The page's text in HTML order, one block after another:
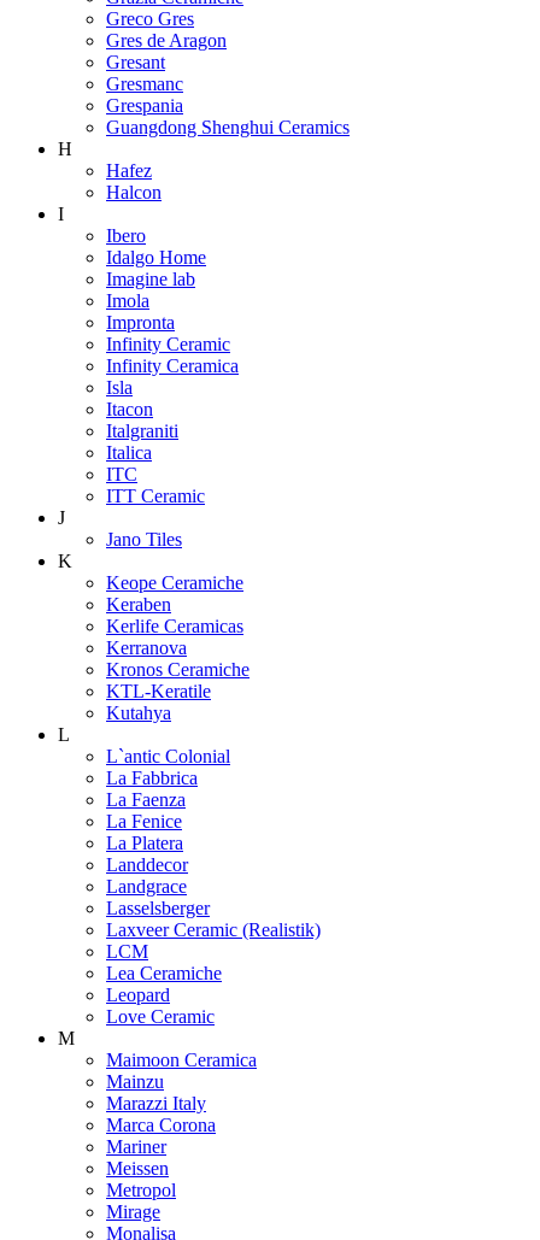
Greco Gres
Gres de Aragon
Gresant
Gresmanc
Grespania
Guangdong Shenghui Ceramics
H
Hafez
Halcon
I
Ibero
Idalgo Home
Imagine lab
Imola
Impronta
Infinity Ceramic
Infinity Ceramica
Isla
Itacon
Italgraniti
Italica
ITC
ITT Ceramic
J
Jano Tiles
K
Keope Ceramiche
Keraben
Kerlife Ceramicas
Kerranova
Kronos Ceramiche
KTL-Keratile
Kutahya
L
L`antic Colonial
La Fabbrica
La Faenza
La Fenice
La Platera
Landdecor
Landgrace
Lasselsberger
Laxveer Ceramic (Realistik)
LCM
Lea Ceramiche
Leopard
Love Ceramic
M
Maimoon Ceramica
Mainzu
Marazzi Italy
Marca Corona
Mariner
Meissen
Metropol
Mirage
Monalisa